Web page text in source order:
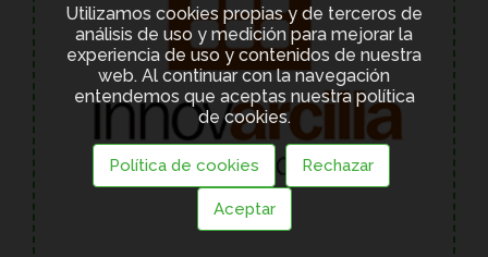
Utilizamos cookies propias y de terceros de
análisis de uso y medición para mejorar la
experiencia de uso y contenidos de nuestra
web. Al continuar con la navegación
entendemos que aceptas nuestra política
de cookies.
Política de cookies Rechazar
Aceptar